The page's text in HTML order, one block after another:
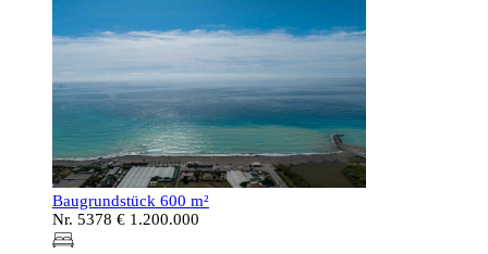
Baugrundstück 600 m²
Nr. 5378 € 1.200.000